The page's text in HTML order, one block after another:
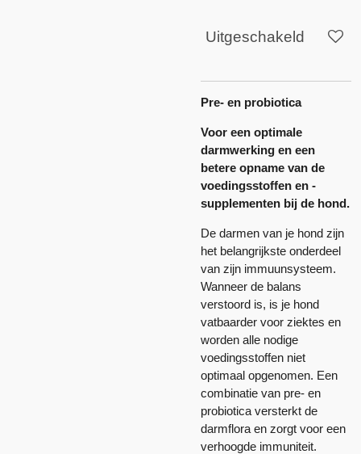
Uitgeschakeld
Pre- en probiotica
Voor een optimale
darmwerking en een
betere opname van de
voedingsstoffen en -
supplementen bij de hond.
De darmen van je hond zijn
het belangrijkste onderdeel
van zijn immuunsysteem.
Wanneer de balans
verstoord is, is je hond
vatbaarder voor ziektes en
worden alle nodige
voedingsstoffen niet
optimaal opgenomen. Een
combinatie van pre- en
probiotica versterkt de
darmflora en zorgt voor een
verhoogde immuniteit.